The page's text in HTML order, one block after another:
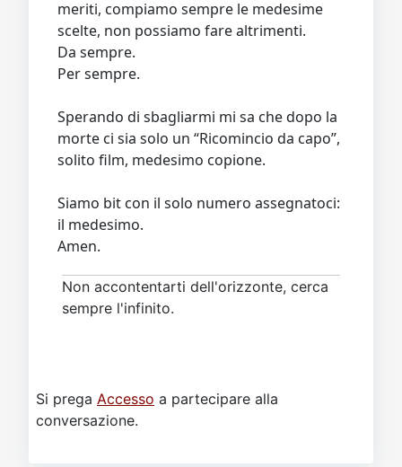
meriti, compiamo sempre le medesime
scelte, non possiamo fare altrimenti.
Da sempre.
Per sempre.
Sperando di sbagliarmi mi sa che dopo la
morte ci sia solo un “Ricomincio da capo”,
solito film, medesimo copione.
Siamo bit con il solo numero assegnatoci:
il medesimo.
Amen.
Non accontentarti dell'orizzonte, cerca
sempre l'infinito.
Si prega Accesso a partecipare alla
conversazione.